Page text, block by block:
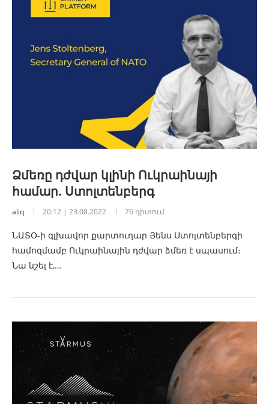
Ձմեռը դժվար կլինի Ուկրաինայի
համար. Ստոլտենբերգ
aliq 20:12 | 23.08.2022 76 դիտում
ՆԱՏՕ-ի գլխավոր քարտուղար Յենս Ստոլտենբերգի
համոզմամբ Ուկրաինային դժվար ձմեռ է սպասում։
Նա նշել է,…